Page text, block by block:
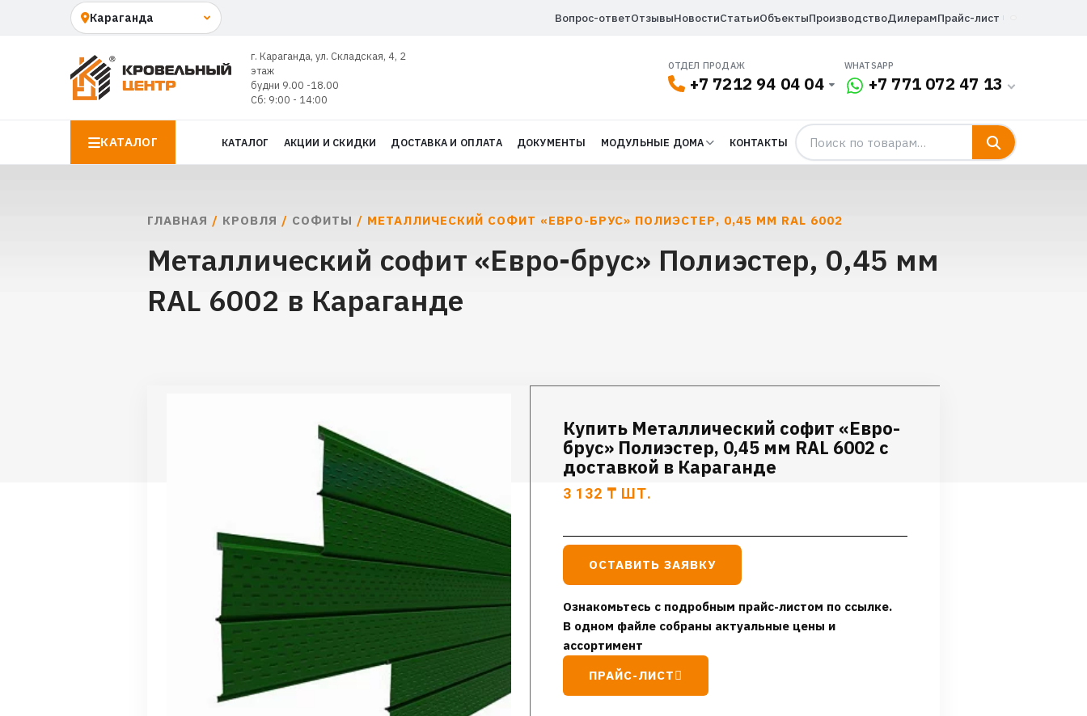
Вопрос-ответОтзывыНовостиСтатьиОбъектыПроизводствоДилерамПрайс-лист
г. Караганда, ул. Складская, 4, 2
этаж
будни 9.00 -18.00
Сб: 9:00 - 14:00
ОТДЕЛ ПРОДАЖ
+7 7212 94 04 04
WHATSAPP
+7 771 072 47 13
КАТАЛОГ КАТАЛОГ АКЦИИ И СКИДКИ ДОСТАВКА И ОПЛАТА ДОКУМЕНТЫ МОДУЛЬНЫЕ ДОМА КОНТАКТЫ
ГЛАВНАЯ / КРОВЛЯ / СОФИТЫ / МЕТАЛЛИЧЕСКИЙ СОФИТ «ЕВРО-БРУС» ПОЛИЭСТЕР, 0,45 ММ RAL 6002
Металлический софит «Евро-брус» Полиэстер, 0,45 мм
RAL 6002 в Караганде
Купить Металлический софит «Евро-
брус» Полиэстер, 0,45 мм RAL 6002 с
доставкой в Караганде
3 132 ₸ ШТ.
ОСТАВИТЬ ЗАЯВКУ
Ознакомьтесь с подробным прайс-листом по ссылке.
В одном файле собраны актуальные цены и
ассортимент
ПРАЙС-ЛИСТ